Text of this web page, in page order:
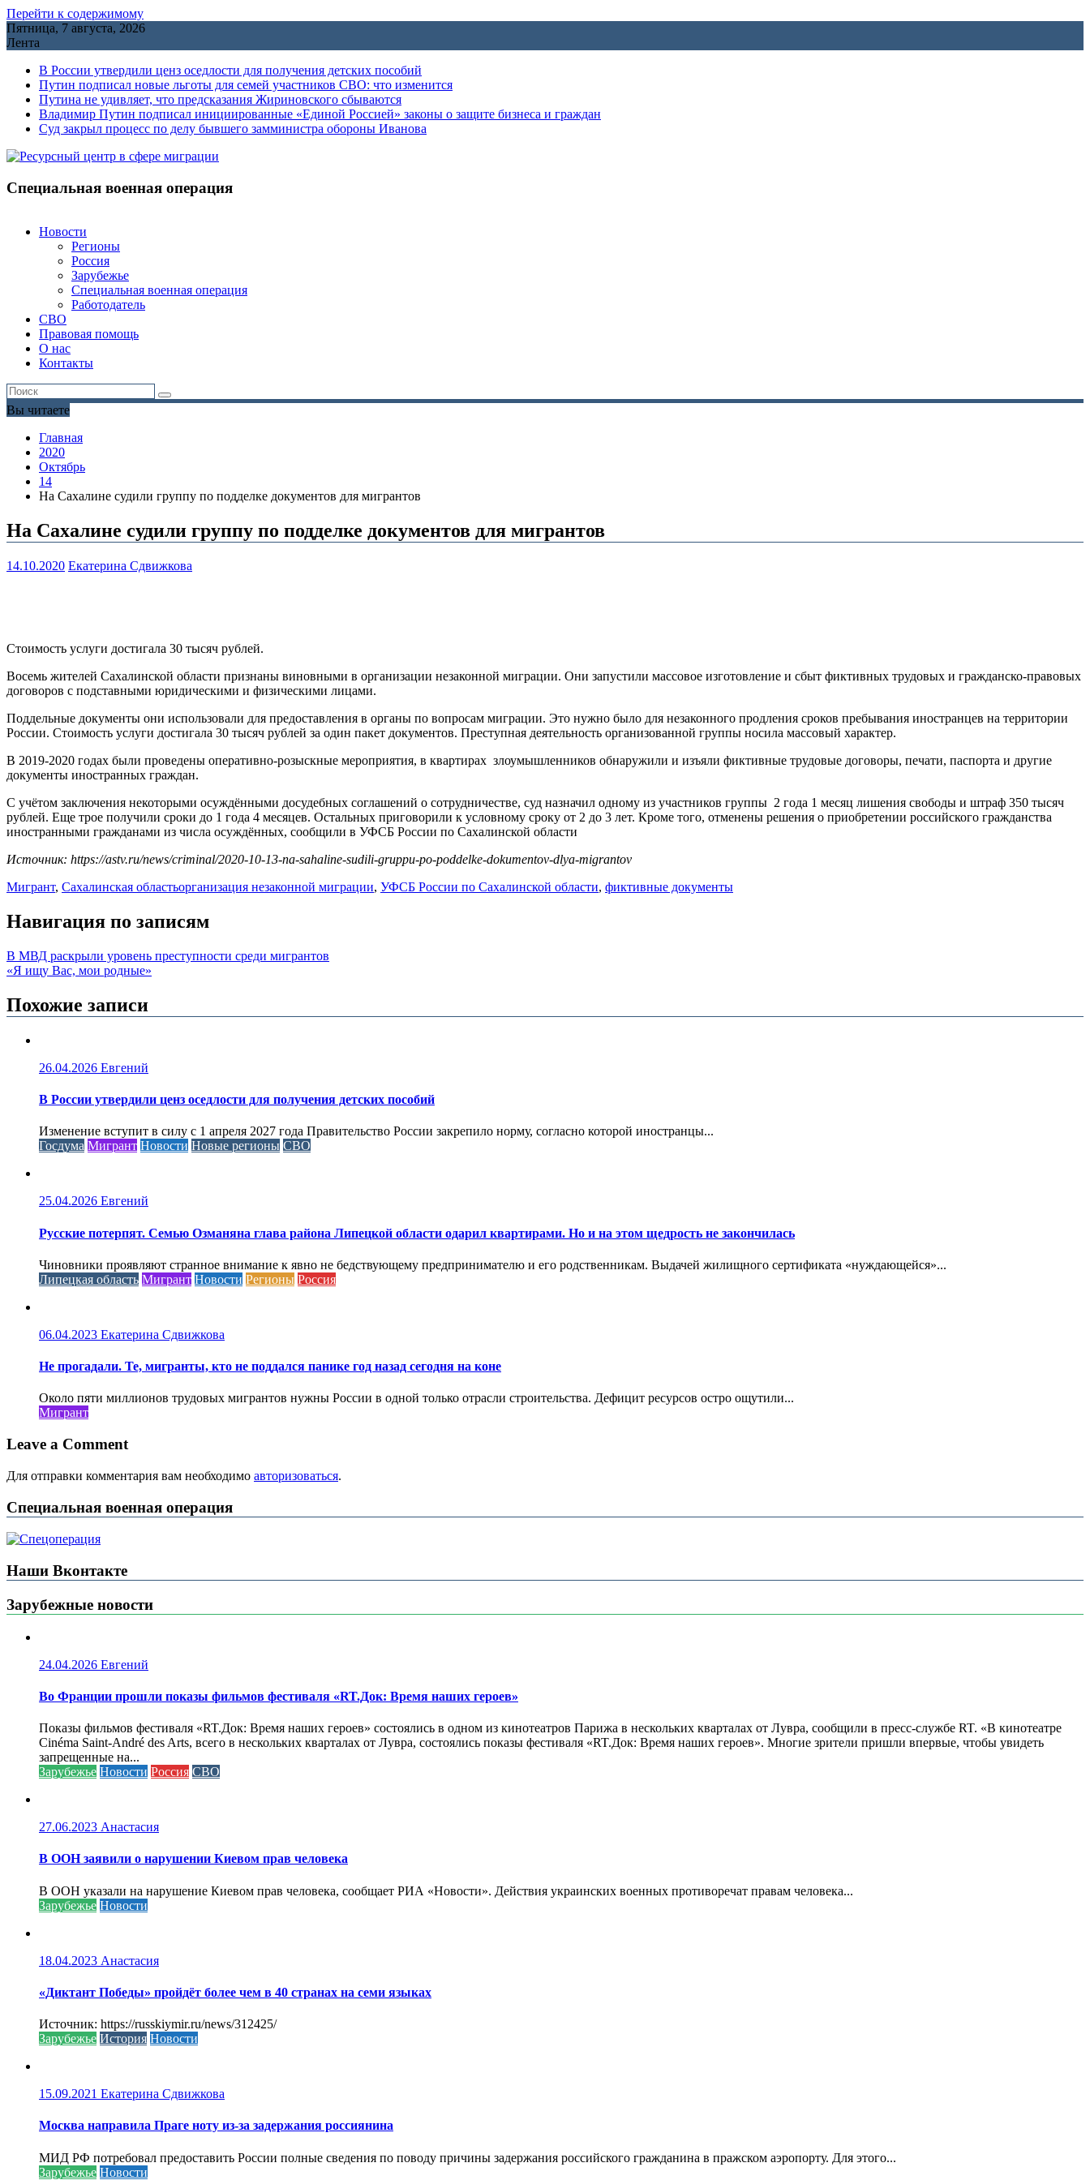
Перейти к содержимому
Пятница, 7 августа, 2026
Лента
В России утвердили ценз оседлости для получения детских пособий
Путин подписал новые льготы для семей участников СВО: что изменится
Путина не удивляет, что предсказания Жириновского сбываются
Владимир Путин подписал инициированные «Единой Россией» законы о защите бизнеса и граждан
Cуд закрыл процесс по делу бывшего замминистра обороны Иванова
Специальная военная операция
Новости
Регионы
Россия
Зарубежье
Специальная военная операция
Работодатель
СВО
Правовая помощь
О нас
Контакты
Вы читаете
Главная
2020
Октябрь
14
На Сахалине судили группу по подделке документов для мигрантов
На Сахалине судили группу по подделке документов для мигрантов
14.10.2020 Екатерина Сдвижкова
Стоимость услуги достигала 30 тысяч рублей.
Восемь жителей Сахалинской области признаны виновными в организации незаконной миграции. Они запустили массовое изготовление и сбыт фиктивных трудовых и гражданско-правовых
договоров с подставными юридическими и физическими лицами.
Поддельные документы они использовали для предоставления в органы по вопросам миграции. Это нужно было для незаконного продления сроков пребывания иностранцев на территории
России. Стоимость услуги достигала 30 тысяч рублей за один пакет документов. Преступная деятельность организованной группы носила массовый характер.
В 2019-2020 годах были проведены оперативно-розыскные мероприятия, в квартирах злоумышленников обнаружили и изъяли фиктивные трудовые договоры, печати, паспорта и другие
документы иностранных граждан.
С учётом заключения некоторыми осуждёнными досудебных соглашений о сотрудничестве, суд назначил одному из участников группы 2 года 1 месяц лишения свободы и штраф 350 тысяч
рублей. Еще трое получили сроки до 1 года 4 месяцев. Остальных приговорили к условному сроку от 2 до 3 лет. Кроме того, отменены решения о приобретении российского гражданства
иностранными гражданами из числа осуждённых, сообщили в УФСБ России по Сахалинской области
Источник: https://astv.ru/news/criminal/2020-10-13-na-sahaline-sudili-gruppu-po-poddelke-dokumentov-dlya-migrantov
Мигрант, Сахалинская областьорганизация незаконной миграции, УФСБ России по Сахалинской области, фиктивные документы
Навигация по записям
В МВД раскрыли уровень преступности среди мигрантов
«Я ищу Вас, мои родные»
Похожие записи
26.04.2026 Евгений
В России утвердили ценз оседлости для получения детских пособий
Изменение вступит в силу с 1 апреля 2027 года Правительство России закрепило норму, согласно которой иностранцы...
Госдума Мигрант Новости Новые регионы СВО
25.04.2026 Евгений
Русские потерпят. Семью Озманяна глава района Липецкой области одарил квартирами. Но и на этом щедрость не закончилась
Чиновники проявляют странное внимание к явно не бедствующему предпринимателю и его родственникам. Выдачей жилищного сертификата «нуждающейся»...
Липецкая область Мигрант Новости Регионы Россия
06.04.2023 Екатерина Сдвижкова
Не прогадали. Те, мигранты, кто не поддался панике год назад сегодня на коне
Около пяти миллионов трудовых мигрантов нужны России в одной только отрасли строительства. Дефицит ресурсов остро ощутили...
Мигрант
Leave a Comment
Для отправки комментария вам необходимо авторизоваться.
Специальная военная операция
Наши Вконтакте
Зарубежные новости
24.04.2026 Евгений
Во Франции прошли показы фильмов фестиваля «RT.Док: Время наших героев»
Показы фильмов фестиваля «RT.Док: Время наших героев» состоялись в одном из кинотеатров Парижа в нескольких кварталах от Лувра, сообщили в пресс-службе RT. «В кинотеатре
Cinéma Saint-André des Arts, всего в нескольких кварталах от Лувра, состоялись показы фестиваля «RT.Док: Время наших героев». Многие зрители пришли впервые, чтобы увидеть
запрещенные на...
Зарубежье Новости Россия СВО
27.06.2023 Анастасия
В ООН заявили о нарушении Киевом прав человека
В ООН указали на нарушение Киевом прав человека, сообщает РИА «Новости». Действия украинских военных противоречат правам человека...
Зарубежье Новости
18.04.2023 Анастасия
«Диктант Победы» пройдёт более чем в 40 странах на семи языках
Источник: https://russkiymir.ru/news/312425/
Зарубежье История Новости
15.09.2021 Екатерина Сдвижкова
Москва направила Праге ноту из-за задержания россиянина
МИД РФ потребовал предоставить России полные сведения по поводу причины задержания российского гражданина в пражском аэропорту. Для этого...
Зарубежье Новости